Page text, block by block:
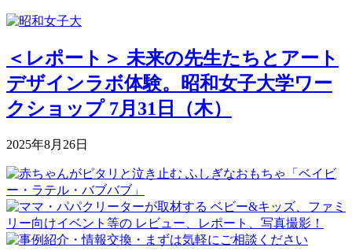
＜レポート＞ 未来の先生たちとアート
デザインラボ体験。昭和女子大学ワー
クショップ 7月31日（木）
2025年8月26日